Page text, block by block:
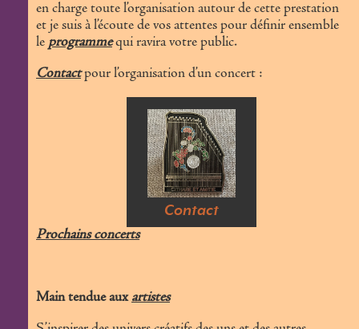
en charge toute l’organisation autour de cette prestation
et je suis à l’écoute de vos attentes pour définir ensemble
le programmequi ravira votre public.
Contactpour l’organisation d’un concert :
Contact
Prochains concerts
Main tendue aux artistes